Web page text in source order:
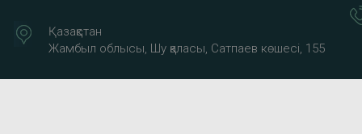
Қазақстан
Жамбыл облысы, Шу қаласы, Сатпаев көшесі, 155